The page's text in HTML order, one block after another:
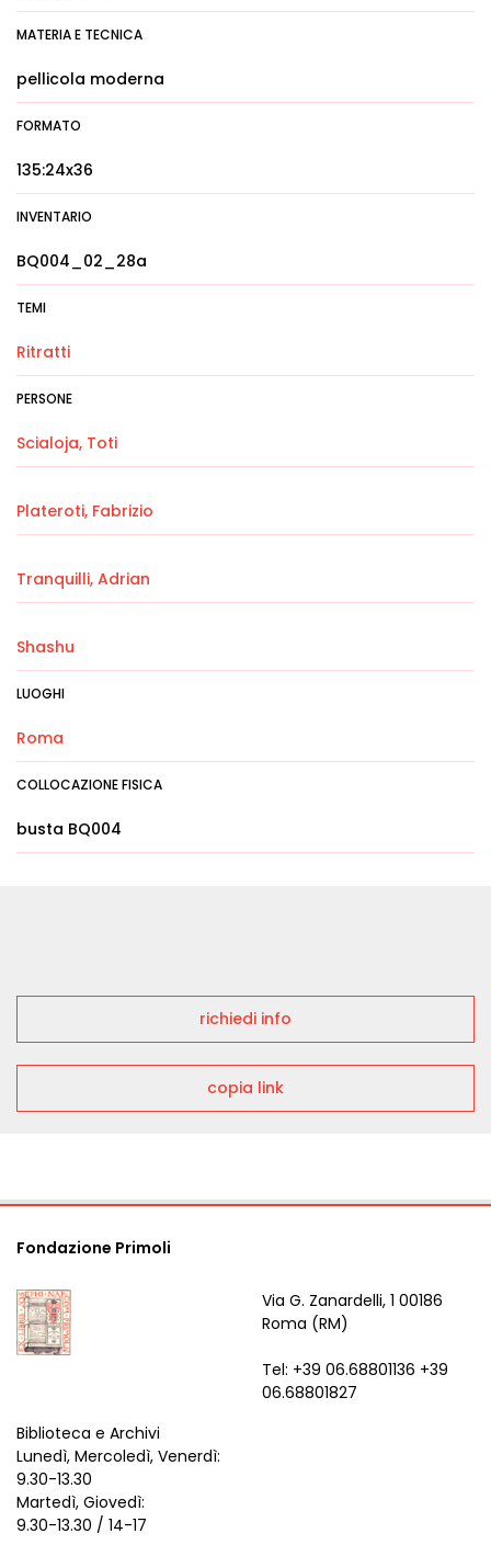
MATERIA E TECNICA
pellicola moderna
FORMATO
135:24x36
INVENTARIO
BQ004_02_28a
TEMI
Ritratti
PERSONE
Scialoja, Toti
Plateroti, Fabrizio
Tranquilli, Adrian
Shashu
LUOGHI
Roma
COLLOCAZIONE FISICA
busta BQ004
richiedi info
copia link
Fondazione Primoli
Via G. Zanardelli, 1 00186
Roma (RM)
Tel: +39 06.68801136 +39
06.68801827
Biblioteca e Archivi
Lunedì, Mercoledì, Venerdì:
9.30-13.30
Martedì, Giovedì:
9.30-13.30 / 14-17